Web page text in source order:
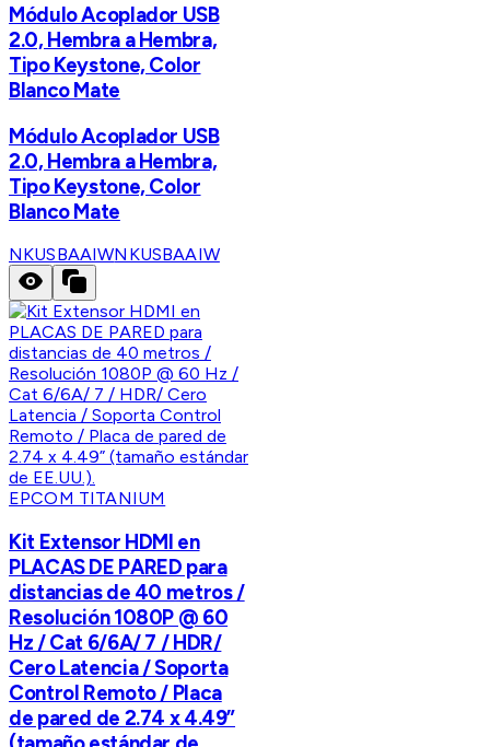
Módulo Acoplador USB
2.0, Hembra a Hembra,
Tipo Keystone, Color
Blanco Mate
Módulo Acoplador USB
2.0, Hembra a Hembra,
Tipo Keystone, Color
Blanco Mate
NKUSBAAIWNKUSBAAIW
EPCOM TITANIUM
Kit Extensor HDMI en
PLACAS DE PARED para
distancias de 40 metros /
Resolución 1080P @ 60
Hz / Cat 6/6A/ 7 / HDR/
Cero Latencia / Soporta
Control Remoto / Placa
de pared de 2.74 x 4.49”